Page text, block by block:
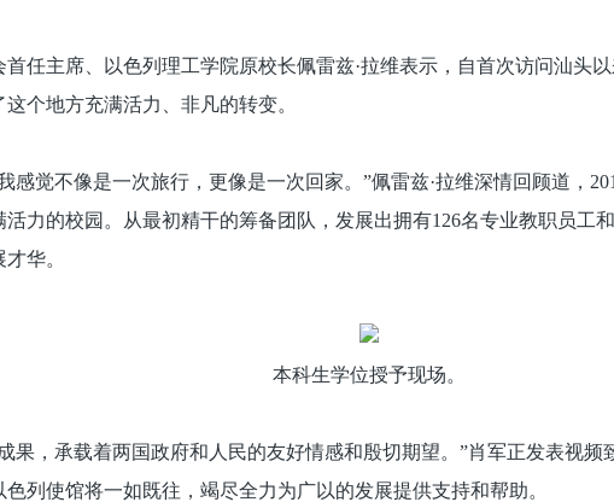
任主席、以色列理工学院原校长佩雷兹·拉维表示，自首次访问汕头
个地方充满活力、非凡的转变。
感觉不像是一次旅行，更像是一次回家。”佩雷兹·拉维深情回顾道，
力的校园。从最初精干的筹备团队，发展出拥有126名专业教职员工
华。
本科生学位授予现场。
果，承载着两国政府和人民的友好情感和殷切期望。”肖军正发表视
列使馆将一如既往，竭尽全力为广以的发展提供支持和帮助。